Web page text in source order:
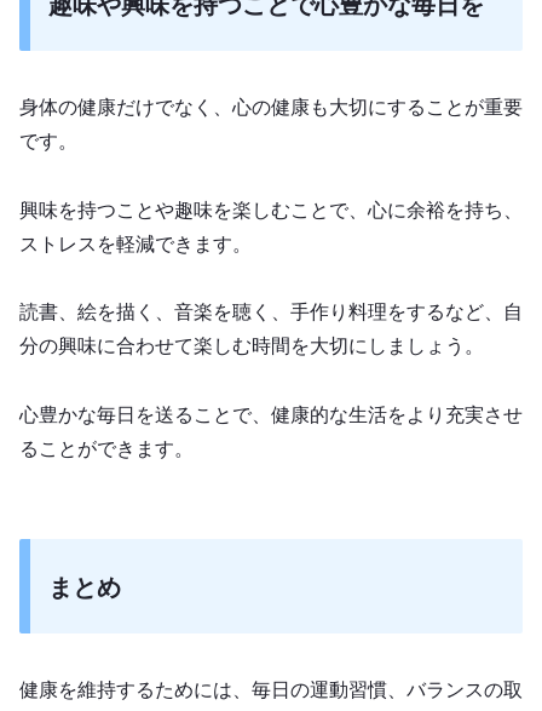
趣味や興味を持つことで心豊かな毎日を
身体の健康だけでなく、心の健康も大切にすることが重要
です。
興味を持つことや趣味を楽しむことで、心に余裕を持ち、
ストレスを軽減できます。
読書、絵を描く、音楽を聴く、手作り料理をするなど、自
分の興味に合わせて楽しむ時間を大切にしましょう。
心豊かな毎日を送ることで、健康的な生活をより充実させ
ることができます。
まとめ
健康を維持するためには、毎日の運動習慣、バランスの取